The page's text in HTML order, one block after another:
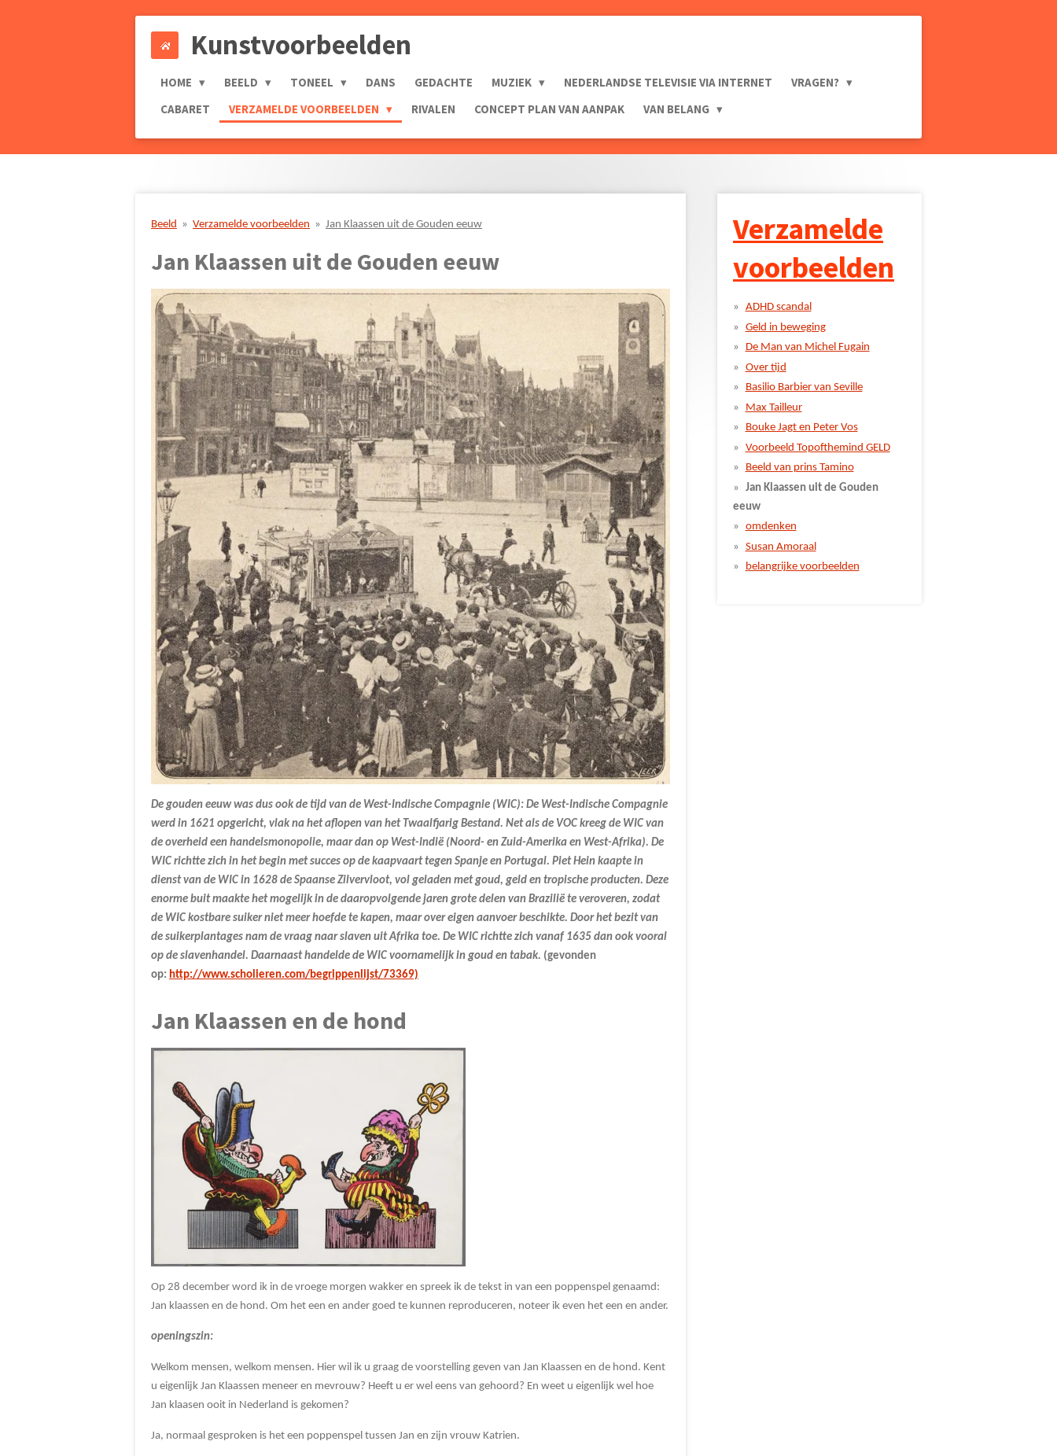
Kunstvoorbeelden
HOME BEELD TONEEL DANS GEDACHTE MUZIEK NEDERLANDSE TELEVISIE VIA INTERNET
VRAGEN?
CABARET
VERZAMELDE VOORBEELDEN RIVALEN CONCEPT PLAN VAN AANPAK VAN BELANG
Beeld » Verzamelde voorbeelden » Jan Klaassen uit de Gouden eeuw
Jan Klaassen uit de Gouden eeuw
De gouden eeuw was dus ook de tijd van de West-Indische Compagnie (WIC): De West-Indische Compagnie
werd in 1621 opgericht, vlak na het aflopen van het Twaalfjarig Bestand. Net als de VOC kreeg de WIC van
de overheid een handelsmonopolie, maar dan op West-Indië (Noord- en Zuid-Amerika en West-Afrika). De
WIC richtte zich in het begin met succes op de kaapvaart tegen Spanje en Portugal. Piet Hein kaapte in
dienst van de WIC in 1628 de Spaanse Zilvervloot, vol geladen met goud, geld en tropische producten. Deze
enorme buit maakte het mogelijk in de daaropvolgende jaren grote delen van Brazilië te veroveren, zodat
de WIC kostbare suiker niet meer hoefde te kapen, maar over eigen aanvoer beschikte. Door het bezit van
de suikerplantages nam de vraag naar slaven uit Afrika toe. De WIC richtte zich vanaf 1635 dan ook vooral
op de slavenhandel. Daarnaast handelde de WIC voornamelijk in goud en tabak. (gevonden
op: http://www.scholieren.com/begrippenlijst/73369)
Jan Klaassen en de hond
Op 28 december word ik in de vroege morgen wakker en spreek ik de tekst in van een poppenspel genaamd:
Jan klaassen en de hond. Om het een en ander goed te kunnen reproduceren, noteer ik even het een en ander.
openingszin:
Welkom mensen, welkom mensen. Hier wil ik u graag de voorstelling geven van Jan Klaassen en de hond. Kent
u eigenlijk Jan Klaassen meneer en mevrouw? Heeft u er wel eens van gehoord? En weet u eigenlijk wel hoe
Jan klaasen ooit in Nederland is gekomen?
Ja, normaal gesproken is het een poppenspel tussen Jan en zijn vrouw Katrien.
Verzamelde
voorbeelden
ADHD scandal
Geld in beweging
De Man van Michel Fugain
Over tijd
Basilio Barbier van Seville
Max Tailleur
Bouke Jagt en Peter Vos
Voorbeeld Topofthemind GELD
Beeld van prins Tamino
Jan Klaassen uit de Gouden
eeuw
omdenken
Susan Amoraal
belangrijke voorbeelden